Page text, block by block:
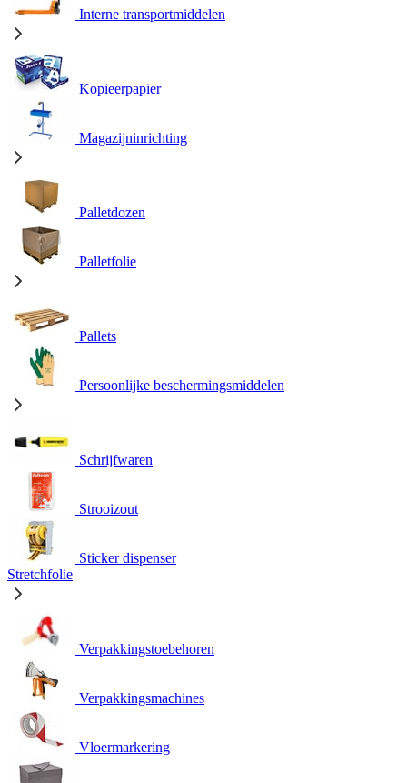
Interne transportmiddelen
Kopieerpapier
Magazijninrichting
Palletdozen
Palletfolie
Pallets
Persoonlijke beschermingsmiddelen
Schrijfwaren
Strooizout
Sticker dispenser
Stretchfolie
Verpakkingstoebehoren
Verpakkingsmachines
Vloermarkering